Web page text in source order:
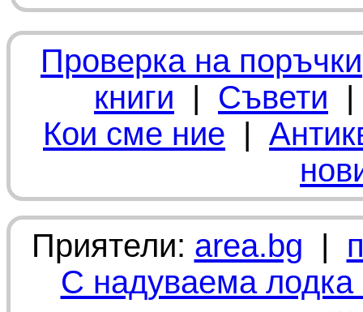
Проверка на поръчки
книги | Съвети
Кои сме ние |
Приятели: area.bg |
С надуваема лодка